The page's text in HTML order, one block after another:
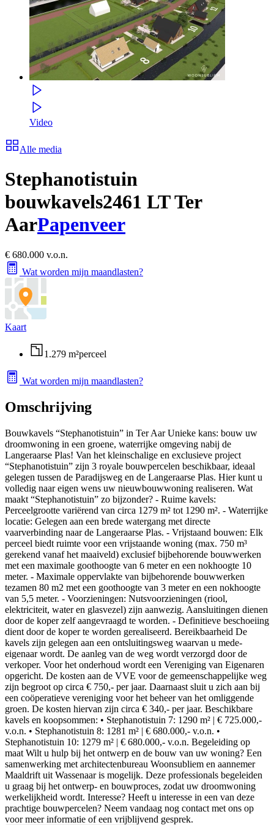
Video
Alle media
Stephanotistuin
bouwkavels2461 LT Ter
AarPapenveer
€ 680.000 v.o.n.
Wat worden mijn maandlasten?
Kaart
1.279 m²perceel
Wat worden mijn maandlasten?
Omschrijving
Bouwkavels “Stephanotistuin” in Ter Aar Unieke kans: bouw uw
droomwoning in een groene, waterrijke omgeving nabij de
Langeraarse Plas! Van het kleinschalige en exclusieve project
“Stephanotistuin” zijn 3 royale bouwpercelen beschikbaar, ideaal
gelegen tussen de Paradijsweg en de Langeraarse Plas. Hier kunt u
volledig naar eigen wens uw nieuwbouwwoning realiseren. Wat
maakt “Stephanotistuin” zo bijzonder? - Ruime kavels:
Perceelgrootte variërend van circa 1279 m² tot 1290 m². - Waterrijke
locatie: Gelegen aan een brede watergang met directe
vaarverbinding naar de Langeraarse Plas. - Vrijstaand bouwen: Elk
perceel biedt ruimte voor een vrijstaande woning (max. 750 m³
gerekend vanaf het maaiveld) exclusief bijbehorende bouwwerken
met een maximale goothoogte van 6 meter en een nokhoogte 10
meter. - Maximale oppervlakte van bijbehorende bouwwerken
tezamen 80 m2 met een goothoogte van 3 meter en een nokhoogte
van 5,5 meter. - Voorzieningen: Nutsvoorzieningen (riool,
elektriciteit, water en glasvezel) zijn aanwezig. Aansluitingen dienen
door de koper zelf aangevraagd te worden. - Definitieve beschoeiing
dient door de koper te worden gerealiseerd. Bereikbaarheid De
kavels zijn gelegen aan een ontsluitingsweg waarvan u mede-
eigenaar wordt. De aanleg van de weg wordt verzorgd door de
verkoper. Voor het onderhoud wordt een Vereniging van Eigenaren
opgericht. De kosten aan de VVE voor de gemeenschappelijke weg
zijn begroot op circa € 750,- per jaar. Daarnaast sluit u zich aan bij
een coöperatieve vereniging voor het beheer van het omliggende
groen. De kosten hiervan zijn circa € 340,- per jaar. Beschikbare
kavels en koopsommen: • Stephanotistuin 7: 1290 m² | € 725.000,-
v.o.n. • Stephanotistuin 8: 1281 m² | € 680.000,- v.o.n. •
Stephanotistuin 10: 1279 m² | € 680.000,- v.o.n. Begeleiding op
maat Wilt u hulp bij het ontwerp en de bouw van uw woning? Een
samenwerking met architectenbureau Woonsubliem en aannemer
Maaldrift uit Wassenaar is mogelijk. Deze professionals begeleiden
u graag bij het ontwerp- en bouwproces, zodat uw droomwoning
werkelijkheid wordt. Interesse? Heeft u interesse in een van deze
prachtige bouwpercelen? Neem vandaag nog contact met ons op
voor meer informatie of een vrijblijvend gesprek.